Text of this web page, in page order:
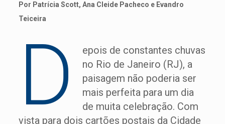
Por Patrícia Scott, Ana Cleide Pacheco e Evandro
Teiceira
D
epois de constantes chuvas
no Rio de Janeiro (RJ), a
paisagem não poderia ser
mais perfeita para um dia
de muita celebração. Com
vista para dois cartões postais da Cidade